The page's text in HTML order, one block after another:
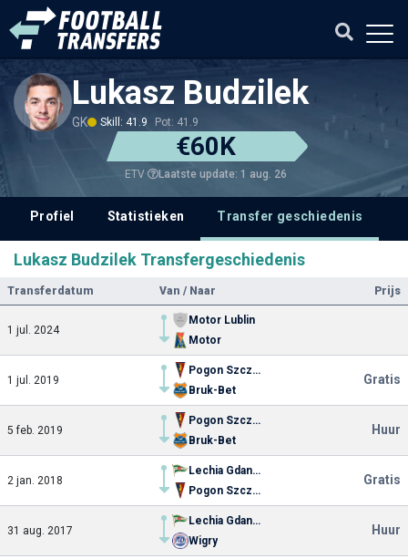
Lukasz Budzilek
GK Skill: 41.9 Pot: 41.9
€60K
ETV Laatste update: 1 aug. 26
Profiel Statistieken Transfer geschiedenis
Lukasz Budzilek Transfergeschiedenis
Transferdatum Van / Naar Prijs
1 jul. 2024
Motor Lublin
Motor
1 jul. 2019
Pogon Szczecin
Bruk-Bet
Gratis
5 feb. 2019
Pogon Szczecin
Bruk-Bet
Huur
2 jan. 2018
Lechia Gdansk
Pogon Szczecin
Gratis
31 aug. 2017
Lechia Gdansk
Wigry
Huur